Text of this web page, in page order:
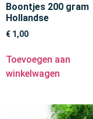
Boontjes 200 gram
Hollandse
€ 1,00
Toevoegen aan
winkelwagen